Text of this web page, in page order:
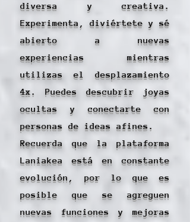
diversa y creativa.
Experimenta, diviértete y sé
abierto a nuevas
experiencias mientras
utilizas el desplazamiento
4x. Puedes descubrir joyas
ocultas y conectarte con
personas de ideas afines.
Recuerda que la plataforma
Laniakea está en constante
evolución, por lo que es
posible que se agreguen
nuevas funciones y mejoras